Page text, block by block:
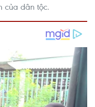
của dân tộc.